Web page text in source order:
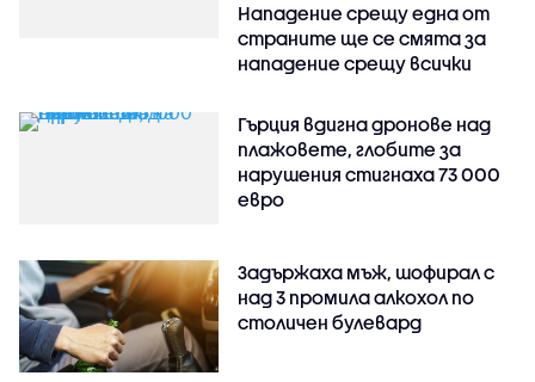
Нападение срещу една от
страните ще се смята за
нападение срещу всички
Гърция вдигна дронове над
плажовете, глобите за
нарушения стигнаха 73 000
евро
Задържаха мъж, шофирал с
над 3 промила алкохол по
столичен булевард